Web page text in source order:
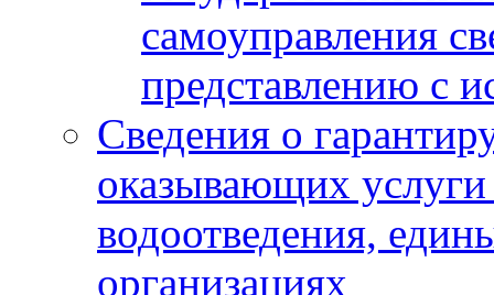
самоуправления
представлению с
Сведения о
оказывающих
водоотведения,
организациях